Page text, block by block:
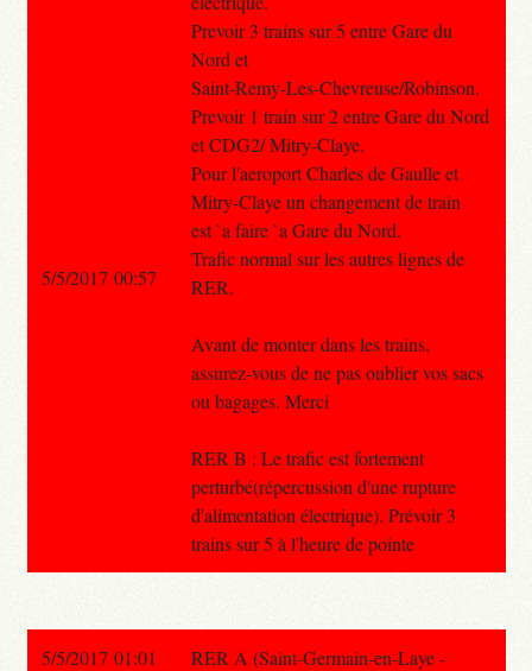
Prevoir 3 trains sur 5 entre Gare du
Nord et
Saint-Remy-Les-Chevreuse/Robinson.
Prevoir 1 train sur 2 entre Gare du Nord
et CDG2/ Mitry-Claye.
Pour l'aeroport Charles de Gaulle et
Mitry-Claye un changement de train
est `a faire `a Gare du Nord.
Trafic normal sur les autres lignes de
RER.
Avant de monter dans les trains,
assurez-vous de ne pas oublier vos sacs
ou bagages. Merci
RER B : Le trafic est fortement
perturbé(répercussion d'une rupture
d'alimentation électrique). Prévoir 3
trains sur 5 à l'heure de pointe
5/5/2017 00:57
5/5/2017 01:01
RER A (Saint-Germain-en-Laye -